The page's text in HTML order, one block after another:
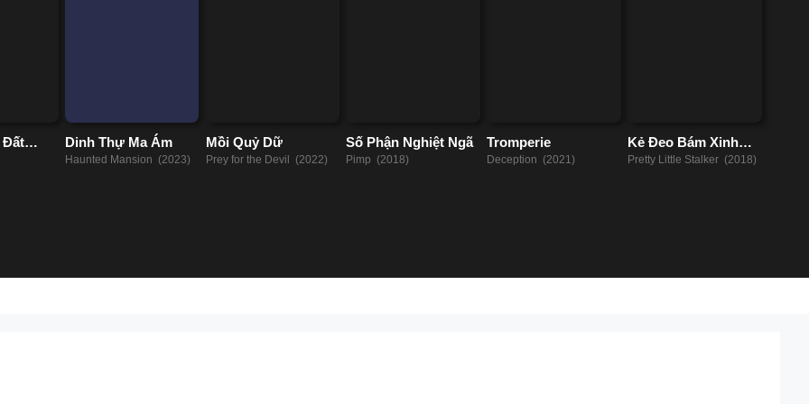
Đất
Dinh Thự Ma Ám
Haunted Mansion (2023)
Mồi Quỷ Dữ
Prey for the Devil (2022)
Số Phận Nghiệt Ngã
Pimp (2018)
Tromperie
Deception (2021)
Kẻ Đeo Bám Xinh
Đẹp
Pretty Little Stalker (2018)